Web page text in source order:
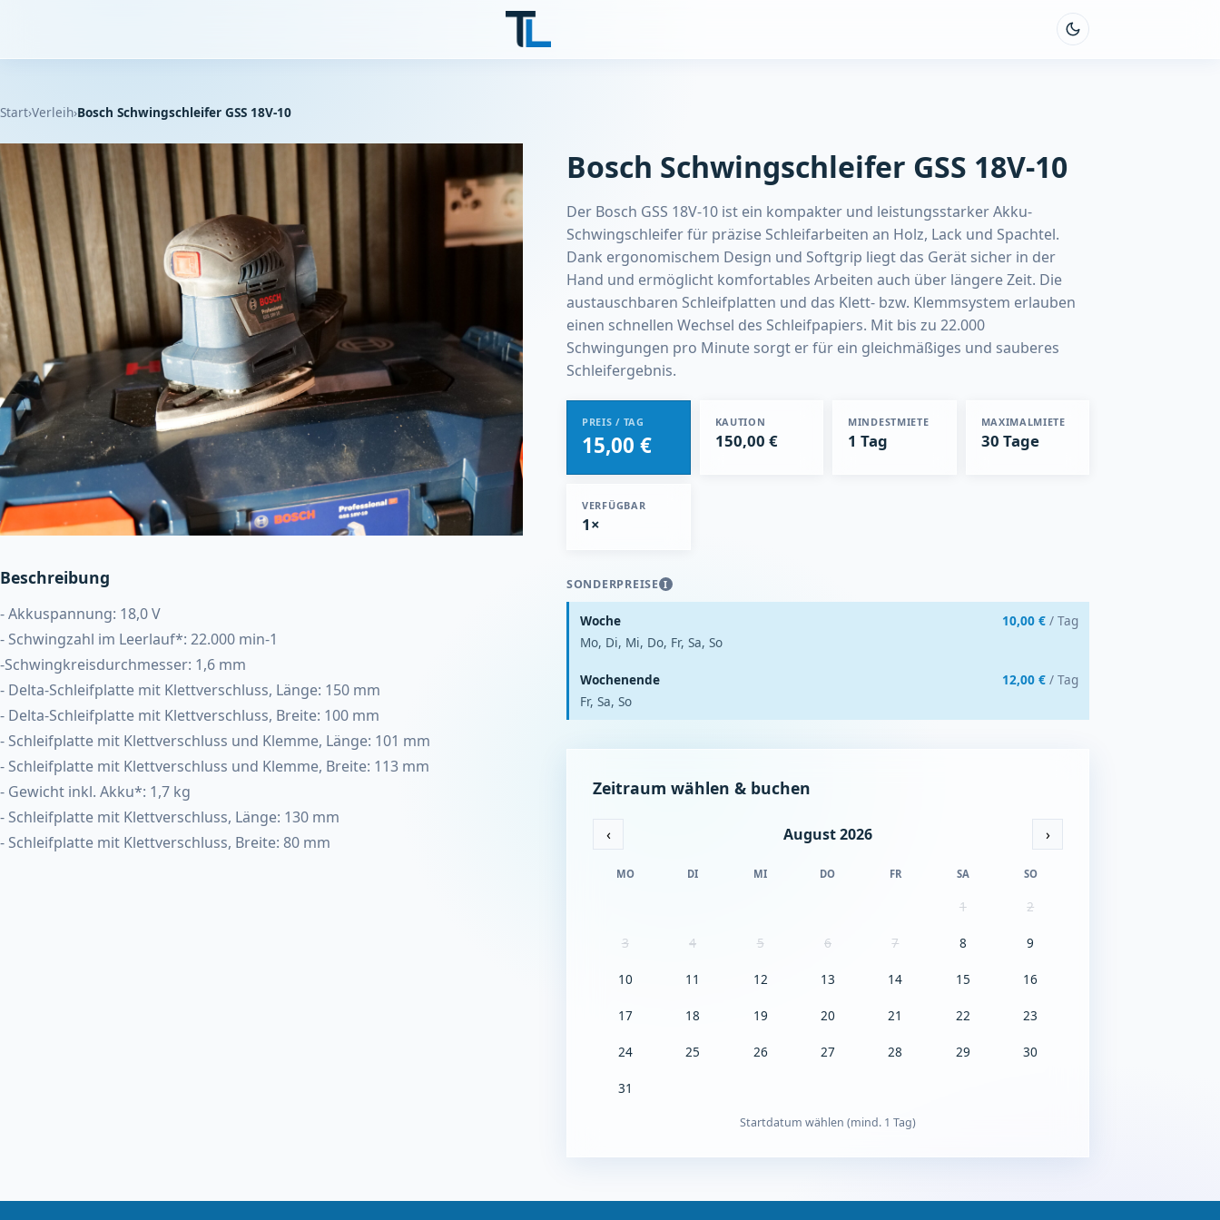
Start Verleih Bosch Schwingschleifer GSS 18V-10
Beschreibung
- Akkuspannung: 18,0 V
- Schwingzahl im Leerlauf*: 22.000 min-1
-Schwingkreisdurchmesser: 1,6 mm
- Delta-Schleifplatte mit Klettverschluss, Länge: 150 mm
- Delta-Schleifplatte mit Klettverschluss, Breite: 100 mm
- Schleifplatte mit Klettverschluss und Klemme, Länge: 101 mm
- Schleifplatte mit Klettverschluss und Klemme, Breite: 113 mm
- Gewicht inkl. Akku*: 1,7 kg
- Schleifplatte mit Klettverschluss, Länge: 130 mm
- Schleifplatte mit Klettverschluss, Breite: 80 mm
Bosch Schwingschleifer GSS 18V-10
Der Bosch GSS 18V-10 ist ein kompakter und leistungsstarker Akku-
Schwingschleifer für präzise Schleifarbeiten an Holz, Lack und Spachtel.
Dank ergonomischem Design und Softgrip liegt das Gerät sicher in der
Hand und ermöglicht komfortables Arbeiten auch über längere Zeit. Die
austauschbaren Schleifplatten und das Klett- bzw. Klemmsystem erlauben
einen schnellen Wechsel des Schleifpapiers. Mit bis zu 22.000
Schwingungen pro Minute sorgt er für ein gleichmäßiges und sauberes
Schleifergebnis.
PREIS / TAG
15,00 €
KAUTION
150,00 €
MINDESTMIETE
1 Tag
MAXIMALMIETE
30 Tage
VERFÜGBAR
1×
SONDERPREISE I
Woche
Mo, Di, Mi, Do, Fr, Sa, So
10,00 € / Tag
Wochenende
Fr, Sa, So
12,00 € / Tag
Zeitraum wählen & buchen
‹ August 2026 ›
MO DI MI DO FR SA SO
1 2
3 4 5 6 7 8 9
10 11 12 13 14 15 16
17 18 19 20 21 22 23
24 25 26 27 28 29 30
31
Startdatum wählen (mind. 1 Tag)